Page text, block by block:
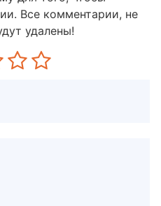
Все комментарии, не
удалены!